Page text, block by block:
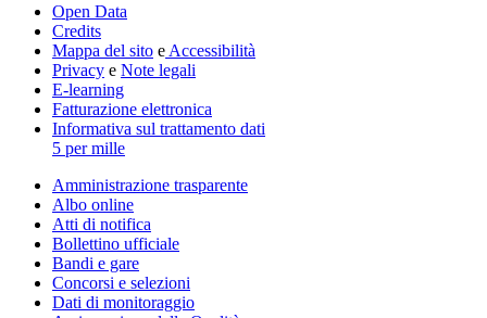
Open Data
Credits
Mappa del sito e Accessibilità
Privacy e Note legali
E-learning
Fatturazione elettronica
Informativa sul trattamento dati
5 per mille
Amministrazione trasparente
Albo online
Atti di notifica
Bollettino ufficiale
Bandi e gare
Concorsi e selezioni
Dati di monitoraggio